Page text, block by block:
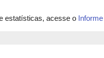
estatísticas, acesse o